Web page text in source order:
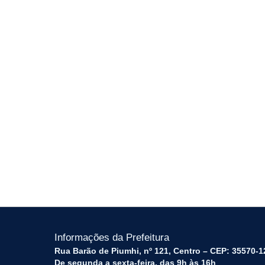
Informações da Prefeitura
Rua Barão de Piumhi, nº 121, Centro – CEP: 35570-
De segunda a sexta-feira, das 9h às 16h